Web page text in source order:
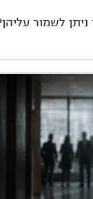
ניתן לשמור